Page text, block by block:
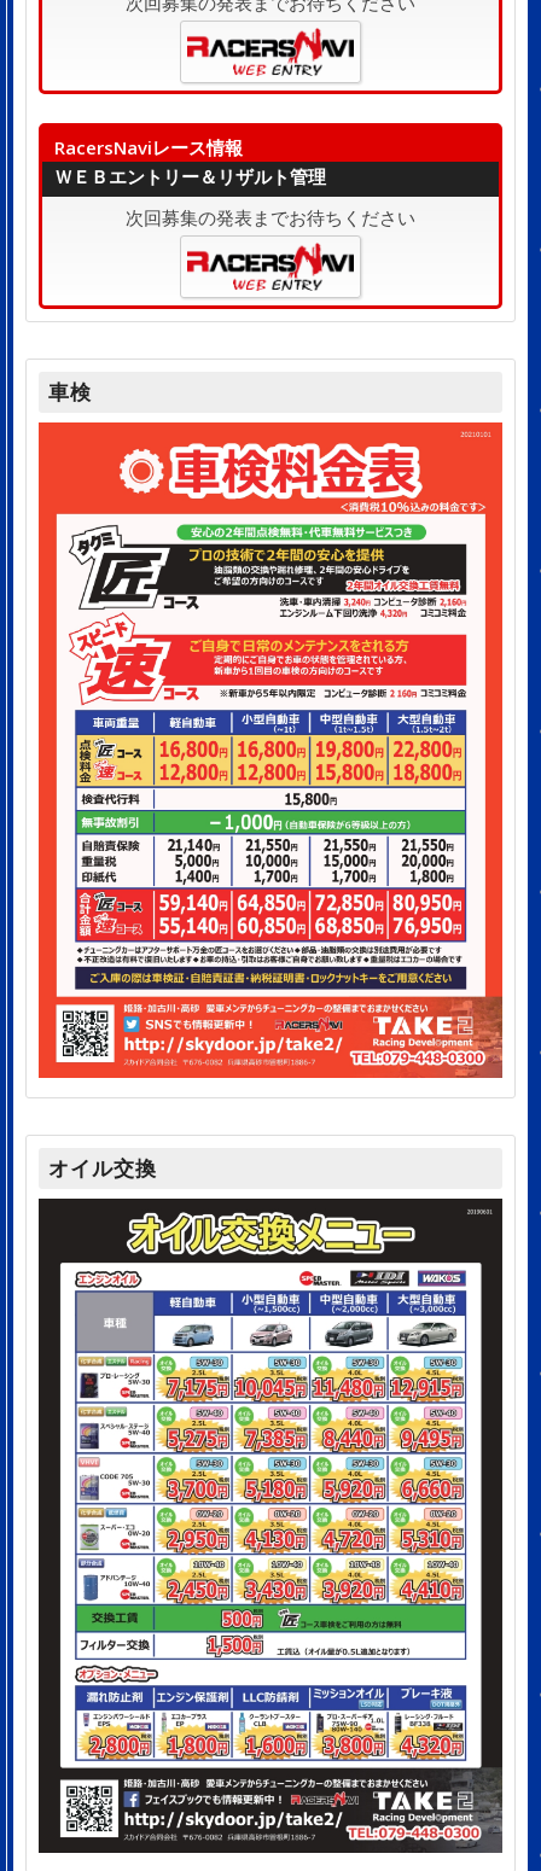
RacersNaviレース情報
ＷＥＢエントリー＆リザルト管理
次回募集の発表までお待ちください
車検
オイル交換